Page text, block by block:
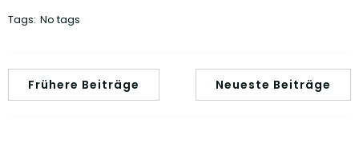
Tags: No tags
Frühere Beiträge Neueste Beiträge